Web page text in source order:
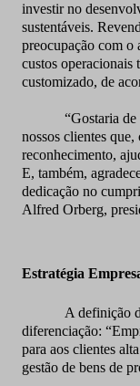
investir no
sustentáveis.
preocupação com o
custos operacionais
customizado, de
“Gostaria
nossos clientes que,
reconhecimento,
E, também,
dedicação no
Alfred Orberg,
Estratégia
A definição
diferenciação:
para aos clientes
gestão de bens de